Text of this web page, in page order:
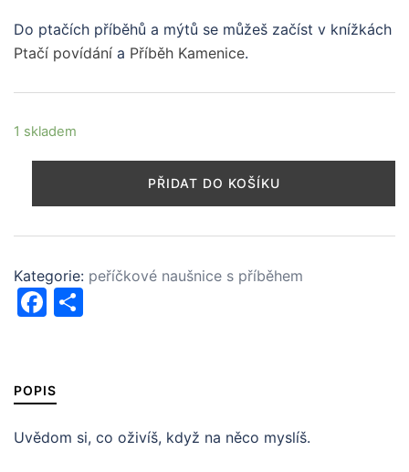
Do ptačích příběhů a mýtů se můžeš začíst v knížkách
Ptačí povídání a Příběh Kamenice.
1 skladem
PŘIDAT DO KOŠÍKU
Kategorie: peříčkové naušnice s příběhem
Facebook
POPIS
Uvědom si, co oživíš, když na něco myslíš.